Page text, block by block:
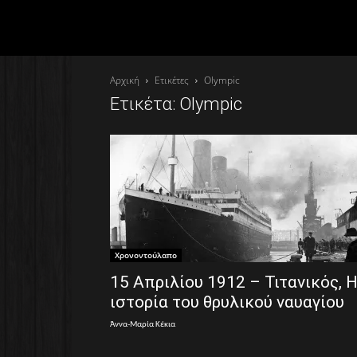
Αρχική Ετικέτες Olympic
Ετικέτα: Olympic
Χρονοντούλαπο
15 Απριλίου 1912 – Τιτανικός, Η
ιστορία του θρυλικού ναυαγίου
Άννα-Μαρία Κέκια